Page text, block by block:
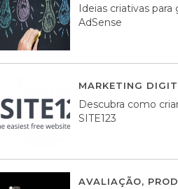
Ideias criativas
AdSense
MARKETING
Descubra como
SITE123
AVALIAÇÃO,